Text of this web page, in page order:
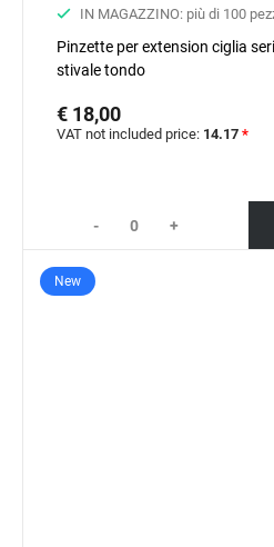
IN MAGAZZINO: più di 100
Pinzette per extension ciglia
stivale tondo
€ 18,00
VAT not included price: 14.17 *
- +
New